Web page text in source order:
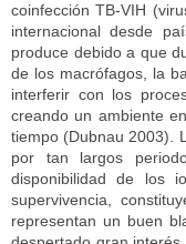
coinfección TB-VIH
internacional desde
produce debido a que
de los macrófagos, la
interferir con los
creando un ambiente
tiempo (Dubnau 2003).
por tan largos
disponibilidad de los
supervivencia,
representan un buen